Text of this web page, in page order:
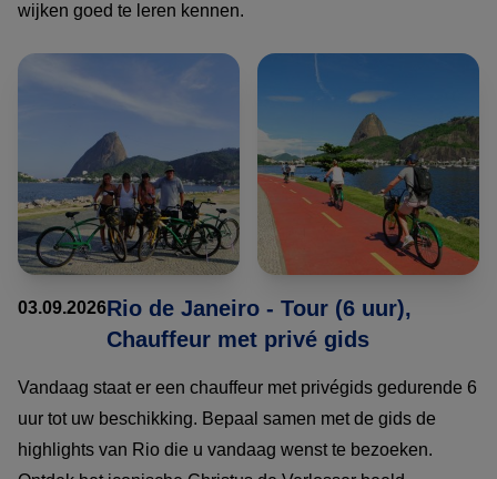
wijken goed te leren kennen.
03.09.2026Rio de Janeiro - Tour (6 uur),
Chauffeur met privé gids
Vandaag staat er een chauffeur met privégids gedurende 6
uur tot uw beschikking. Bepaal samen met de gids de
highlights van Rio die u vandaag wenst te bezoeken.